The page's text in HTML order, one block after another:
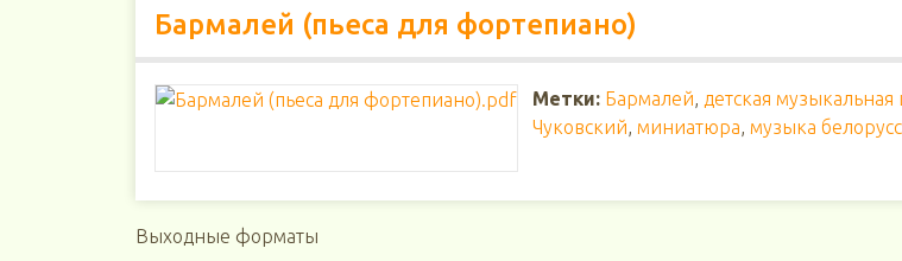
Бармалей (пьеса для фортепиано)
Метки: Бармалей, детская
Чуковский, миниатюра, музыка
Выходные форматы